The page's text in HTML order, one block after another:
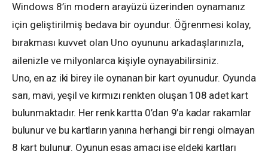
Windows 8’in modern arayüzü üzerinden oynamanız
için geliştirilmiş bedava bir oyundur. Öğrenmesi kolay,
bırakması kuvvet olan Uno oyununu arkadaşlarınızla,
ailenizle ve milyonlarca kişiyle oynayabilirsiniz.
Uno, en az iki birey ile oynanan bir kart oyunudur. Oyunda
sarı, mavi, yeşil ve kırmızı renkten oluşan 108 adet kart
bulunmaktadır. Her renk kartta 0’dan 9’a kadar rakamlar
bulunur ve bu kartların yanına herhangi bir rengi olmayan
8 kart bulunur. Oyunun esas amacı ise eldeki kartları